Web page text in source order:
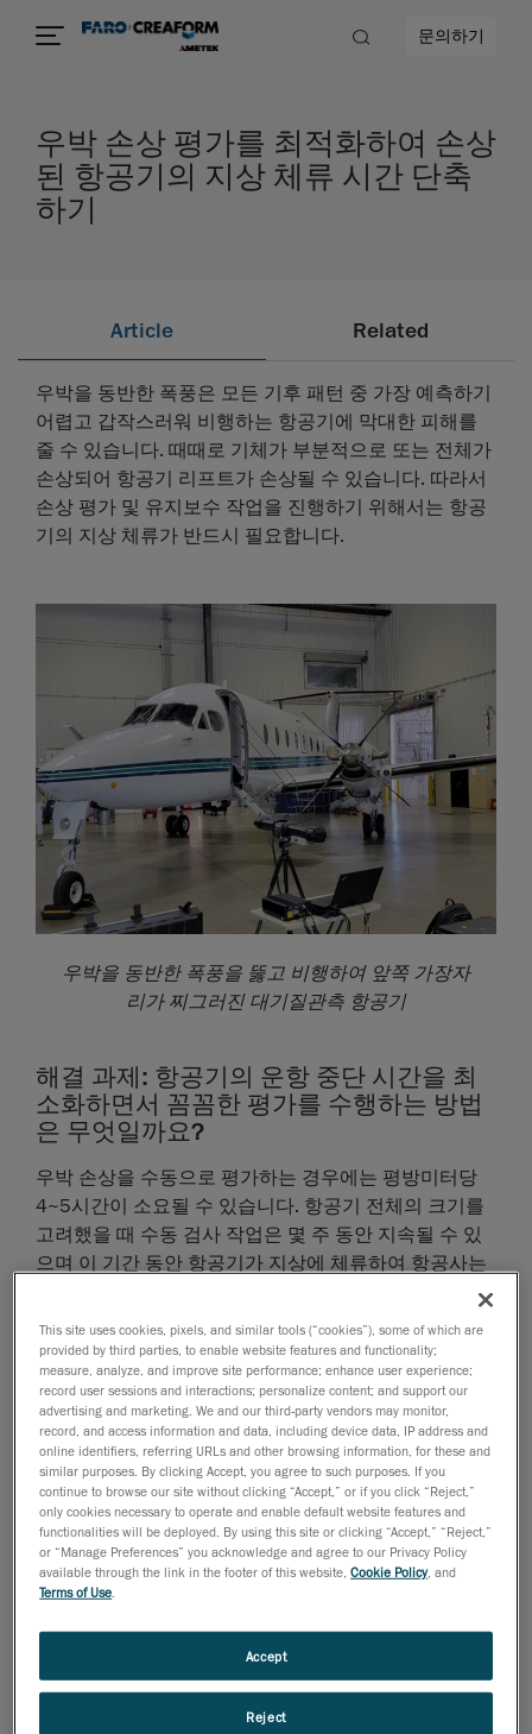
문의하기
우박 손상 평가를 최적화하여 손상
된 항공기의 지상 체류 시간 단축
하기
Article Related
우박을 동반한 폭풍은 모든 기후 패턴 중 가장 예측하기
어렵고 갑작스러워 비행하는 항공기에 막대한 피해를
줄 수 있습니다. 때때로 기체가 부분적으로 또는 전체가
손상되어 항공기 리프트가 손상될 수 있습니다. 따라서
손상 평가 및 유지보수 작업을 진행하기 위해서는 항공
기의 지상 체류가 반드시 필요합니다.
우박을 동반한 폭풍을 뚫고 비행하여 앞쪽 가장자
리가 찌그러진 대기질관측 항공기
해결 과제: 항공기의 운항 중단 시간을 최
소화하면서 꼼꼼한 평가를 수행하는 방법
은 무엇일까요?
우박 손상을 수동으로 평가하는 경우에는 평방미터당
4~5시간이 소요될 수 있습니다. 항공기 전체의 크기를
고려했을 때 수동 검사 작업은 몇 주 동안 지속될 수 있
으며 이 기간 동안 항공기가 지상에 체류하여 항공사는
손실을 볼 수밖에 없게 됩니다. 현대 검사 기술의 발전으
로 인해 더 이상 이렇게 길고 지루한 수동 작업을 수행할
필요가 없습니다. 최첨단 우박 손상 평가는 손상된 항공
기의 운항이 가능한 한 짧은 시간 동안만 멈추도록 하는
열쇠입니다.
기술자에 상관없이 정확하고, 신뢰할 수 있으며,
무엇보다 반복 가능한 결과를 보장할 수 있는 방법
은 무엇입니까?
덴트가 시작된 부분은 항상 명확하지 않지만 이 정보는
덴트 크기 평가에 매우 중요합니다. 수동 평가 시 주관적
인 생각이 결과에 영향을 미치게 되어 기술자에 따라 다
소간 중요한 차이가 발생합니다. 알고리즘은 우박을 동
반한 폭풍의 심각한 결과를 고려하여 덴트의 윤곽과 치
수를 계산해야 합니다. 이러한 방식으로 기술자의 기술
이나 숙련도에 관계없이 결과를 항상 동일하게 도출할
This site uses cookies, pixels, and similar tools (“cookies”), some of which are
provided by third parties, to enable website features and functionality;
measure, analyze, and improve site performance; enhance user experience;
record user sessions and interactions; personalize content; and support our
advertising and marketing. We and our third-party vendors may monitor,
record, and access information and data, including device data, IP address and
online identifiers, referring URLs and other browsing information, for these and
similar purposes. By clicking Accept, you agree to such purposes. If you
continue to browse our site without clicking “Accept,” or if you click “Reject,”
only cookies necessary to operate and enable default website features and
functionalities will be deployed. By using this site or clicking “Accept,” “Reject,”
or “Manage Preferences” you acknowledge and agree to our Privacy Policy
available through the link in the footer of this website,Cookie Policy, and
Terms of Use
Reject
Accept